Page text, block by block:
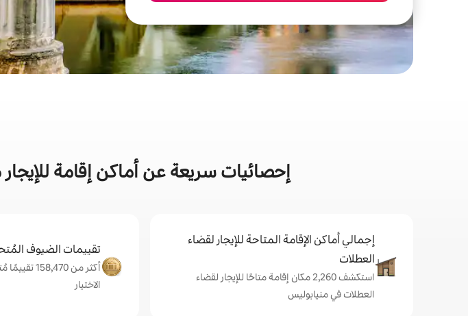
إحصائيات سريعة عن أماكن إقامة
إجمالي أماكن الإقامة المتاحة للإيجار لقضاء
العطلات
استكشف 2,260 مكان إقامة متاحًا للإيجار لقضاء
العطلات في منيابوليس
تقييمات الضيوف
أكثر من
الاختيار